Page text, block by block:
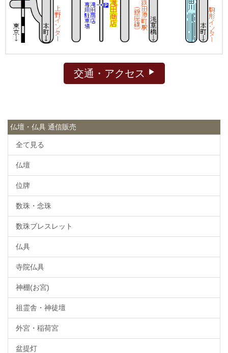
交通・アクセス
仏壇・仏具 通信販売
全て見る
仏壇
位牌
数珠・念珠
数珠ブレスレット
仏具
寺院仏具
神棚(お宮)
祖霊舎・神徒壇
外宮・稲荷宮
盆提灯